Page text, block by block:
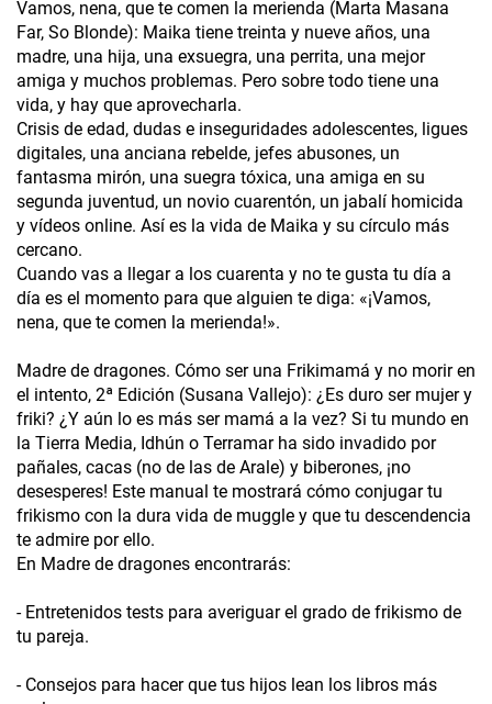
Vamos, nena, que te comen la merienda (Marta Masana
Far, So Blonde): Maika tiene treinta y nueve años, una
madre, una hija, una exsuegra, una perrita, una mejor
amiga y muchos problemas. Pero sobre todo tiene una
vida, y hay que aprovecharla.
Crisis de edad, dudas e inseguridades adolescentes, ligues
digitales, una anciana rebelde, jefes abusones, un
fantasma mirón, una suegra tóxica, una amiga en su
segunda juventud, un novio cuarentón, un jabalí homicida
y vídeos online. Así es la vida de Maika y su círculo más
cercano.
Cuando vas a llegar a los cuarenta y no te gusta tu día a
día es el momento para que alguien te diga: «¡Vamos,
nena, que te comen la merienda!».
Madre de dragones. Cómo ser una Frikimamá y no morir en
el intento, 2ª Edición (Susana Vallejo): ¿Es duro ser mujer y
friki? ¿Y aún lo es más ser mamá a la vez? Si tu mundo en
la Tierra Media, Idhún o Terramar ha sido invadido por
pañales, cacas (no de las de Arale) y biberones, ¡no
desesperes! Este manual te mostrará cómo conjugar tu
frikismo con la dura vida de muggle y que tu descendencia
te admire por ello.
En Madre de dragones encontrarás:
- Entretenidos tests para averiguar el grado de frikismo de
tu pareja.
- Consejos para hacer que tus hijos lean los libros más